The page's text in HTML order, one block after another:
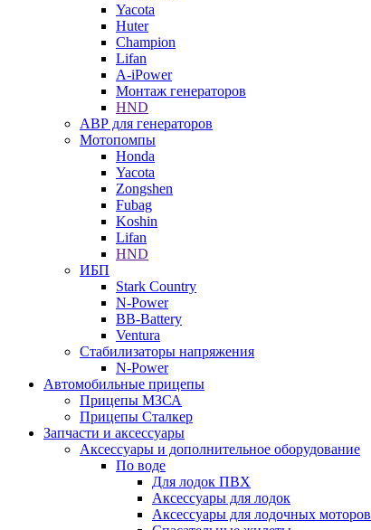
Yacota
Huter
Champion
Lifan
A-iPower
Монтаж генераторов
HND
АВР для генераторов
Мотопомпы
Honda
Yacota
Zongshen
Fubag
Koshin
Lifan
HND
ИБП
Stark Country
N-Power
BB-Battery
Ventura
Стабилизаторы напряжения
N-Power
Автомобильные прицепы
Прицепы МЗСА
Прицепы Сталкер
Запчасти и аксессуары
Аксессуары и дополнительное оборудование
По воде
Для лодок ПВХ
Аксессуары для лодок
Аксессуары для лодочных моторов